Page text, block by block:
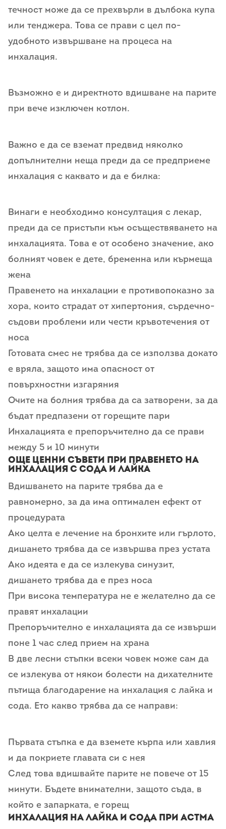
течност може да се прехвърли в дълбока купа
или тенджера. Това се прави с цел по-
удобното извършване на процеса на
инхалация.
Възможно е и директното вдишване на парите
при вече изключен котлон.
Важно е да се вземат предвид няколко
допълнителни неща преди да се предприеме
инхалация с каквато и да е билка:
Винаги е необходимо консултация с лекар,
преди да се пристъпи към осъществяването на
инхалацията. Това е от особено значение, ако
болният човек е дете, бременна или кърмеща
жена
Правенето на инхалации е противопоказно за
хора, които страдат от хипертония, сърдечно-
съдови проблеми или чести кръвотечения от
носа
Готовата смес не трябва да се използва докато
е вряла, защото има опасност от
повърхностни изгаряния
Очите на болния трябва да са затворени, за да
бъдат предпазени от горещите пари
Инхалацията е препоръчително да се прави
между 5 и 10 минути
Още ценни съвети при правенето на
инхалация с сода и лайка
Вдишването на парите трябва да е
равномерно, за да има оптимален ефект от
процедурата
Ако целта е лечение на бронхите или гърлото,
дишането трябва да се извършва през устата
Ако идеята е да се излекува синузит,
дишането трябва да е през носа
При висока температура не е желателно да се
правят инхалации
Препоръчително е инхалацията да се извърши
поне 1 час след прием на храна
В две лесни стъпки всеки човек може сам да
се излекува от някои болести на дихателните
пътища благодарение на инхалация с лайка и
сода. Ето какво трябва да се направи:
Първата стъпка е да вземете кърпа или хавлия
и да покриете главата си с нея
След това вдишвайте парите не повече от 15
минути. Бъдете внимателни, защото съда, в
който е запарката, е горещ
Инхалация на лайка и сода при астма